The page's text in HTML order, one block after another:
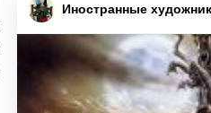
Иностранные